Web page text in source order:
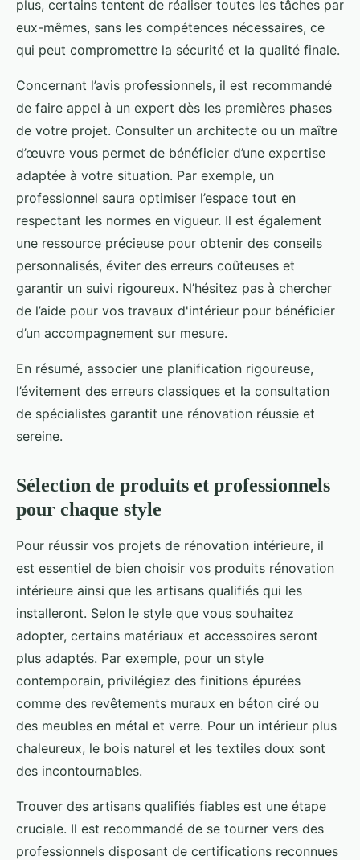
plus, certains tentent de réaliser toutes les tâches par
eux-mêmes, sans les compétences nécessaires, ce
qui peut compromettre la sécurité et la qualité finale.
Concernant l’avis professionnels, il est recommandé
de faire appel à un expert dès les premières phases
de votre projet. Consulter un architecte ou un maître
d’œuvre vous permet de bénéficier d’une expertise
adaptée à votre situation. Par exemple, un
professionnel saura optimiser l’espace tout en
respectant les normes en vigueur. Il est également
une ressource précieuse pour obtenir des conseils
personnalisés, éviter des erreurs coûteuses et
garantir un suivi rigoureux. N’hésitez pas à chercher
de l’aide pour vos travaux d'intérieur pour bénéficier
d’un accompagnement sur mesure.
En résumé, associer une planification rigoureuse,
l’évitement des erreurs classiques et la consultation
de spécialistes garantit une rénovation réussie et
sereine.
Sélection de produits et professionnels
pour chaque style
Pour réussir vos projets de rénovation intérieure, il
est essentiel de bien choisir vos produits rénovation
intérieure ainsi que les artisans qualifiés qui les
installeront. Selon le style que vous souhaitez
adopter, certains matériaux et accessoires seront
plus adaptés. Par exemple, pour un style
contemporain, privilégiez des finitions épurées
comme des revêtements muraux en béton ciré ou
des meubles en métal et verre. Pour un intérieur plus
chaleureux, le bois naturel et les textiles doux sont
des incontournables.
Trouver des artisans qualifiés fiables est une étape
cruciale. Il est recommandé de se tourner vers des
professionnels disposant de certifications reconnues